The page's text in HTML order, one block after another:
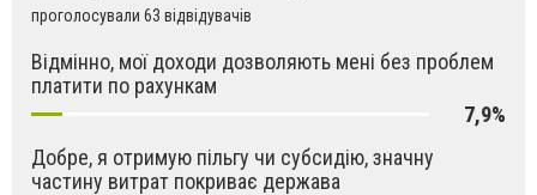
проголосували 63 відвідувачів
Відмінно, мої доходи дозволяють мені без проблем
платити по рахункам
7,9%
Добре, я отримую пільгу чи субсидію, значну
частину витрат покриває держава